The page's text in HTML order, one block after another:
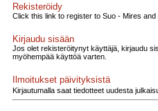
Rekisteröidy
Click this link to register to Suo - Mires and
Kirjaudu sisään
Jos olet rekisteröitynyt käyttäjä, kirjaudu
myöhempää käyttöä varten.
Ilmoitukset päivityksistä
Kirjautumalla saat tiedotteet uudesta